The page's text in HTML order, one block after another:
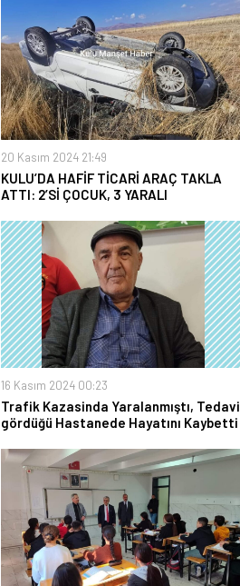
20 Kasım 2024 21:49
KULU’DA HAFİF TİCARİ ARAÇ TAKLA
ATTI: 2’Sİ ÇOCUK, 3 YARALI
16 Kasım 2024 00:23
Trafik Kazasinda Yaralanmıştı, Tedavi
gördüğü Hastanede Hayatını Kaybetti